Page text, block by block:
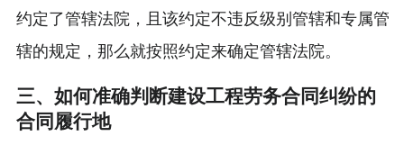
约定了管辖法院，且该约定不违反级别管辖和专属管
辖的规定，那么就按照约定来确定管辖法院。
三、如何准确判断建设工程劳务合同纠纷的
合同履行地